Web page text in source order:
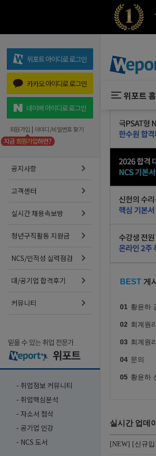
위포트 아이디로 로그인
카카오 아이디로 로그인
네이버 아이디로 로그인
회원가입 | 아이디/비밀번호 찾기
공지사항
고객센터
실시간 채용속보방
청년구직활동 지원금
NCS/인적성 실력점검
대/공기업 합격후기
커뮤니티
- 취업정보 커뮤니티
- 취업핵심분석
- 자소서 첨삭
- 공기업 인강
- NCS 도서
위포트 홈